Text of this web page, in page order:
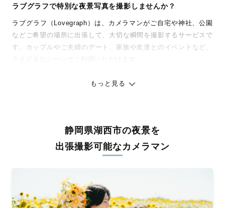
ラブグラフで特別な夜景写真を撮影しませんか？
ラブグラフ（Lovegraph）は、カメラマンがご自宅や神社、公園
などご希望の場所に出張して、大切な瞬間を撮影するサービスで
す。カップルやご夫婦のデート、家族や友達とのイベントなど、
ありのままの空気感を大切に、何十年経っても見返したくなるよ
料金は全国どこでも一律。わかりやすく安心の価格設定です。オ
リジナルの研修と厳正な審査に合格し、撮影技術やホスピタリテ
ィを身につけたプロのカメラマンが全国47都道府県に在籍してい
験をお届けします。
丁寧なレタッチで思い出を美しく仕上げます
もっと見る
静岡県湖西市の夜景を
出張撮影可能なカメラマン